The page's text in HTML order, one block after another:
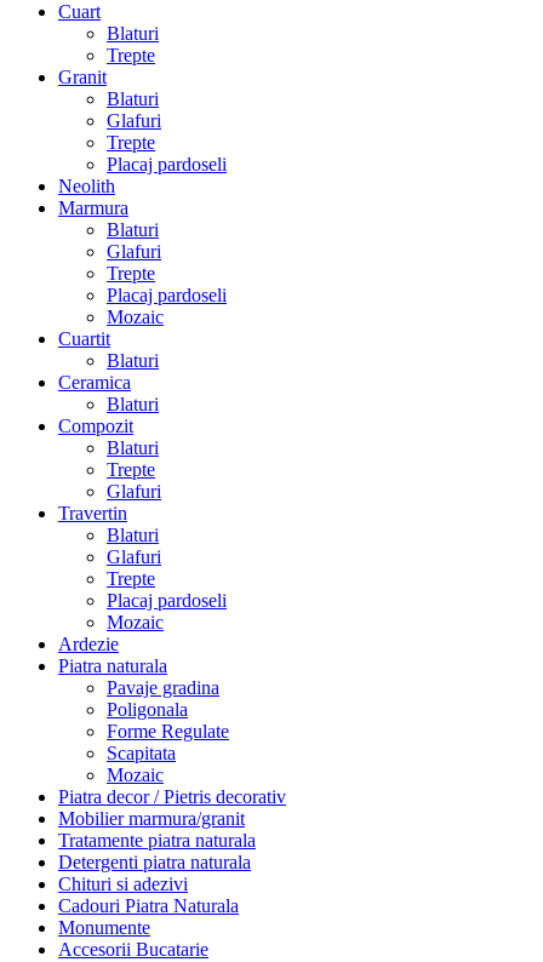
Cuart
Blaturi
Trepte
Granit
Blaturi
Glafuri
Trepte
Placaj pardoseli
Neolith
Marmura
Blaturi
Glafuri
Trepte
Placaj pardoseli
Mozaic
Cuartit
Blaturi
Ceramica
Blaturi
Compozit
Blaturi
Trepte
Glafuri
Travertin
Blaturi
Glafuri
Trepte
Placaj pardoseli
Mozaic
Ardezie
Piatra naturala
Pavaje gradina
Poligonala
Forme Regulate
Scapitata
Mozaic
Piatra decor / Pietris decorativ
Mobilier marmura/granit
Tratamente piatra naturala
Detergenti piatra naturala
Chituri si adezivi
Cadouri Piatra Naturala
Monumente
Accesorii Bucatarie